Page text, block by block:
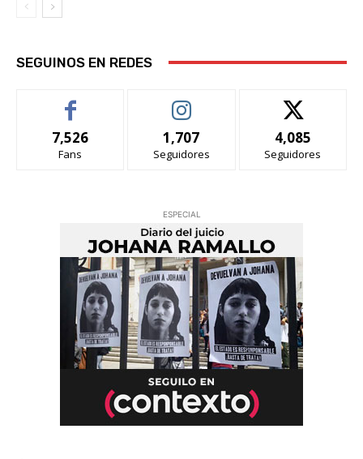
SEGUINOS EN REDES
7,526
Fans
1,707
Seguidores
4,085
Seguidores
ESPECIAL